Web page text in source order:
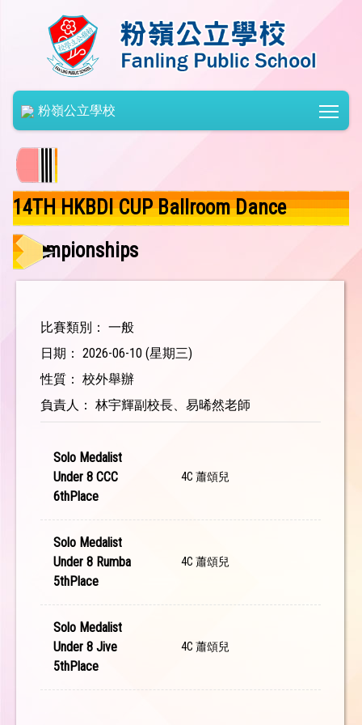
粉嶺公立學校
14TH HKBDI CUP Ballroom Dance
Championships
比賽類別： 一般
日期： 2026-06-10 (星期三)
性質： 校外舉辦
負責人： 林宇輝副校長、易晞然老師
Solo Medalist
Under 8 CCC
6thPlace
4C 蕭頌兒
Solo Medalist
Under 8 Rumba
5thPlace
4C 蕭頌兒
Solo Medalist
Under 8 Jive
5thPlace
4C 蕭頌兒